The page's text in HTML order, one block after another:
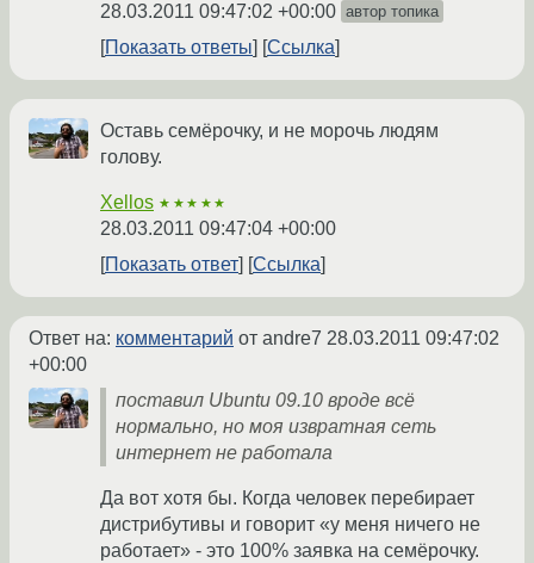
28.03.2011 09:47:02 +00:00 автор топика
Показать ответы Ссылка
Оставь семёрочку, и не морочь людям
голову.
Xellos ★★★★★
28.03.2011 09:47:04 +00:00
Показать ответ
Ссылка
Ответ на: комментарий от andre7 28.03.2011 09:47:02
+00:00
поставил Ubuntu 09.10 вроде всё
нормально, но моя извратная сеть
интернет не работала
Да вот хотя бы. Когда человек перебирает
дистрибутивы и говорит «у меня ничего не
работает» - это 100% заявка на семёрочку.